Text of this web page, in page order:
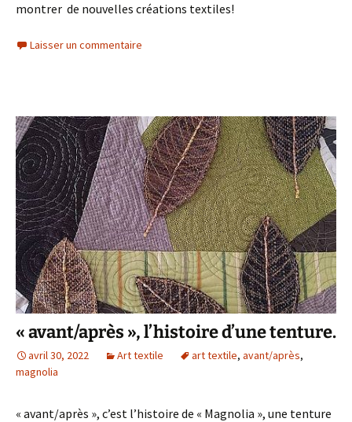
montrer de nouvelles créations textiles!
Laisser un commentaire
« avant/après », l’histoire d’une tenture.
avril 30, 2022 Art textile art textile, avant/après,
magnolia
« avant/après », c’est l’histoire de « Magnolia », une tenture